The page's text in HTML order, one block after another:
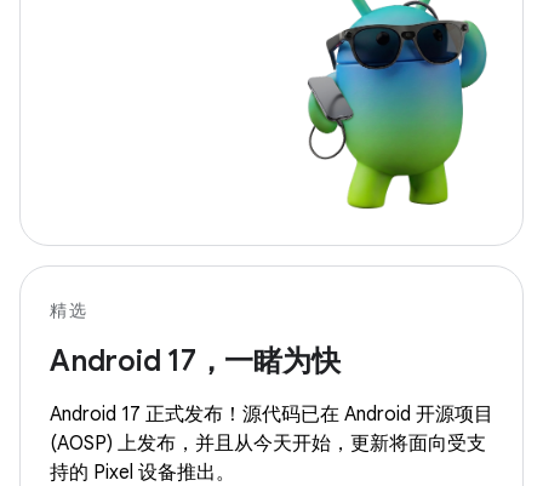
精选
Android 17，一睹为快
Android 17 正式发布！源代码已在 Android 开源项目
(AOSP) 上发布，并且从今天开始，更新将面向受支
持的 Pixel 设备推出。